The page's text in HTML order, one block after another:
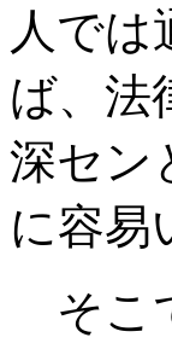
人で
ば、法
深セン
に容易
そこ